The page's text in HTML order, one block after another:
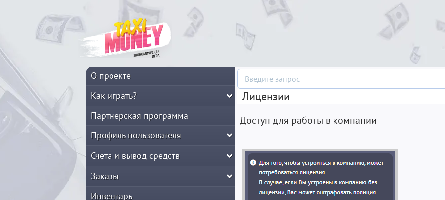
О проекте
Как играть?
Партнерская программа
Профиль пользователя
Счета и вывод средств
Заказы
Инвентарь
Лицензии
Доступ для работы в компании